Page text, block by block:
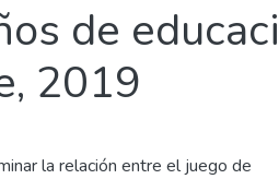
de
2019
la relación entre el juego de